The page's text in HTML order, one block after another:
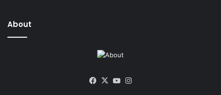
About
Facebook
X YouTube